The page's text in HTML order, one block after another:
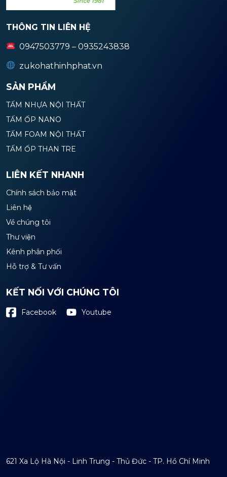
THÔNG TIN LIÊN HỆ
0947503779 – 0935243838
zukohathinhphat.vn
SẢN PHẨM
TẤM NHỰA NỘI THẤT
TẤM ỐP NANO
TẤM FOAM NỘI THẤT
TẤM ỐP THAN TRE
LIÊN KẾT NHANH
Chính sách bảo mật
Liên hệ
Về chúng tôi
Thư viện
Kênh phân phối
Hỗ trợ & Tư vấn
KẾT NỐI VỚI CHÚNG TÔI
Facebook Youtube
621 Xa Lộ Hà Nội - Linh Trung - Thủ Đức - TP. Hồ Chí Minh